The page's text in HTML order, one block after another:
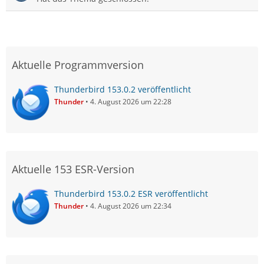
Aktuelle Programmversion
Thunderbird 153.0.2 veröffentlicht
Thunder 4. August 2026 um 22:28
Aktuelle 153 ESR-Version
Thunderbird 153.0.2 ESR veröffentlicht
Thunder 4. August 2026 um 22:34